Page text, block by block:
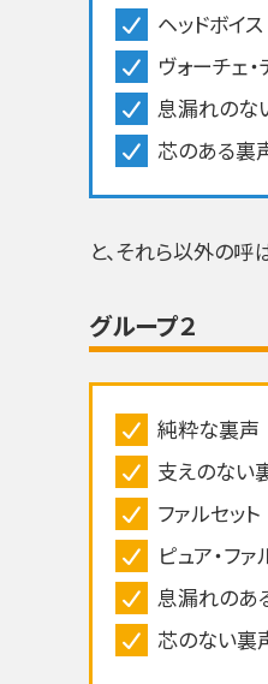
ヘッドボイス
ヴォーチェ・
息漏れのな
芯のある裏
と、それら以外の呼
グループ２
純粋な裏声
支えのない
ファルセット
ピュア・ファ
息漏れのあ
芯のない裏